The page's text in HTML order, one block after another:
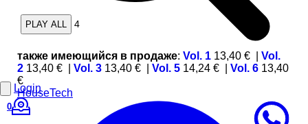
Login
0
PLAY ALL 4
также имеющийся в продаже: Vol. 1 13,40 €
Vol.
2 13,40 € Vol. 3 13,40 € Vol. 5 14,24 € Vol. 6 13,40
€
HouseTech